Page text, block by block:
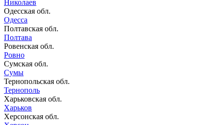
Николаев
Одесская обл.
Одесса
Полтавская обл.
Полтава
Ровенская обл.
Ровно
Сумская обл.
Сумы
Тернопольская обл.
Тернополь
Харьковская обл.
Харьков
Херсонская обл.